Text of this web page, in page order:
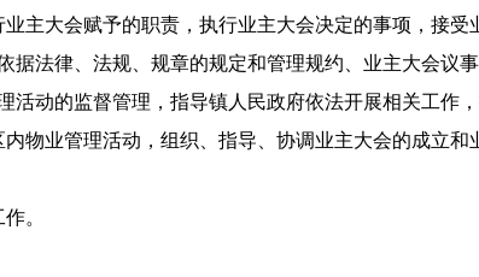
大会赋予的职责，执行业主大会决定的事项，接受
律、法规、规章的规定和管理规约、业主大会议事
的监督管理，指导镇人民政府依法开展相关工作，
业管理活动，组织、指导、协调业主大会的成立和
。